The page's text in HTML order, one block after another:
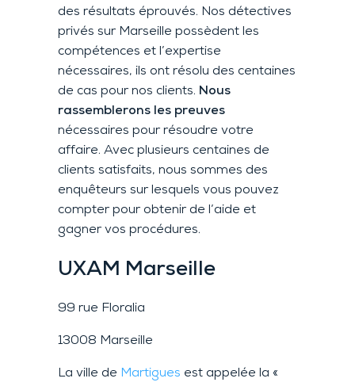
des résultats éprouvés. Nos détectives
privés sur Marseille possèdent les
compétences et l’expertise
nécessaires, ils ont résolu des centaines
de cas pour nos clients. Nous
rassemblerons les preuves
nécessaires pour résoudre votre
affaire. Avec plusieurs centaines de
clients satisfaits, nous sommes des
enquêteurs sur lesquels vous pouvez
compter pour obtenir de l’aide et
gagner vos procédures.
UXAM Marseille
99 rue Floralia
13008 Marseille
La ville de Martigues est appelée la «